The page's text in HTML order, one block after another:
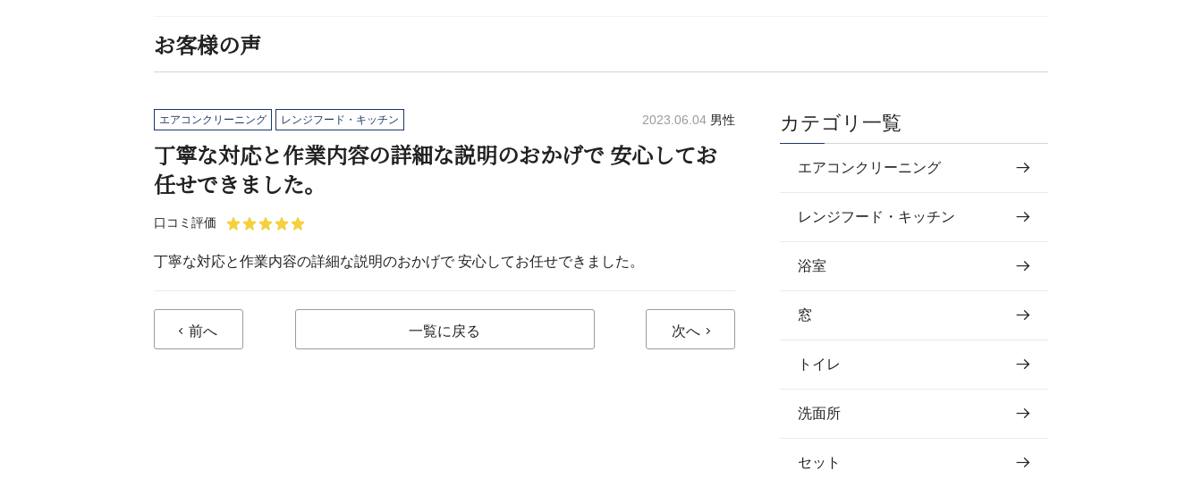
お客様の声
エアコンクリーニング レンジフード・キッチン 2023.06.04 男性
丁寧な対応と作業内容の詳細な説明のおかげで 安心してお
任せできました。
口コミ評価
丁寧な対応と作業内容の詳細な説明のおかげで 安心してお任せできました。
前へ 一覧に戻る 次へ
カテゴリ一覧
エアコンクリーニング
レンジフード・キッチン
浴室
窓
トイレ
洗面所
セット